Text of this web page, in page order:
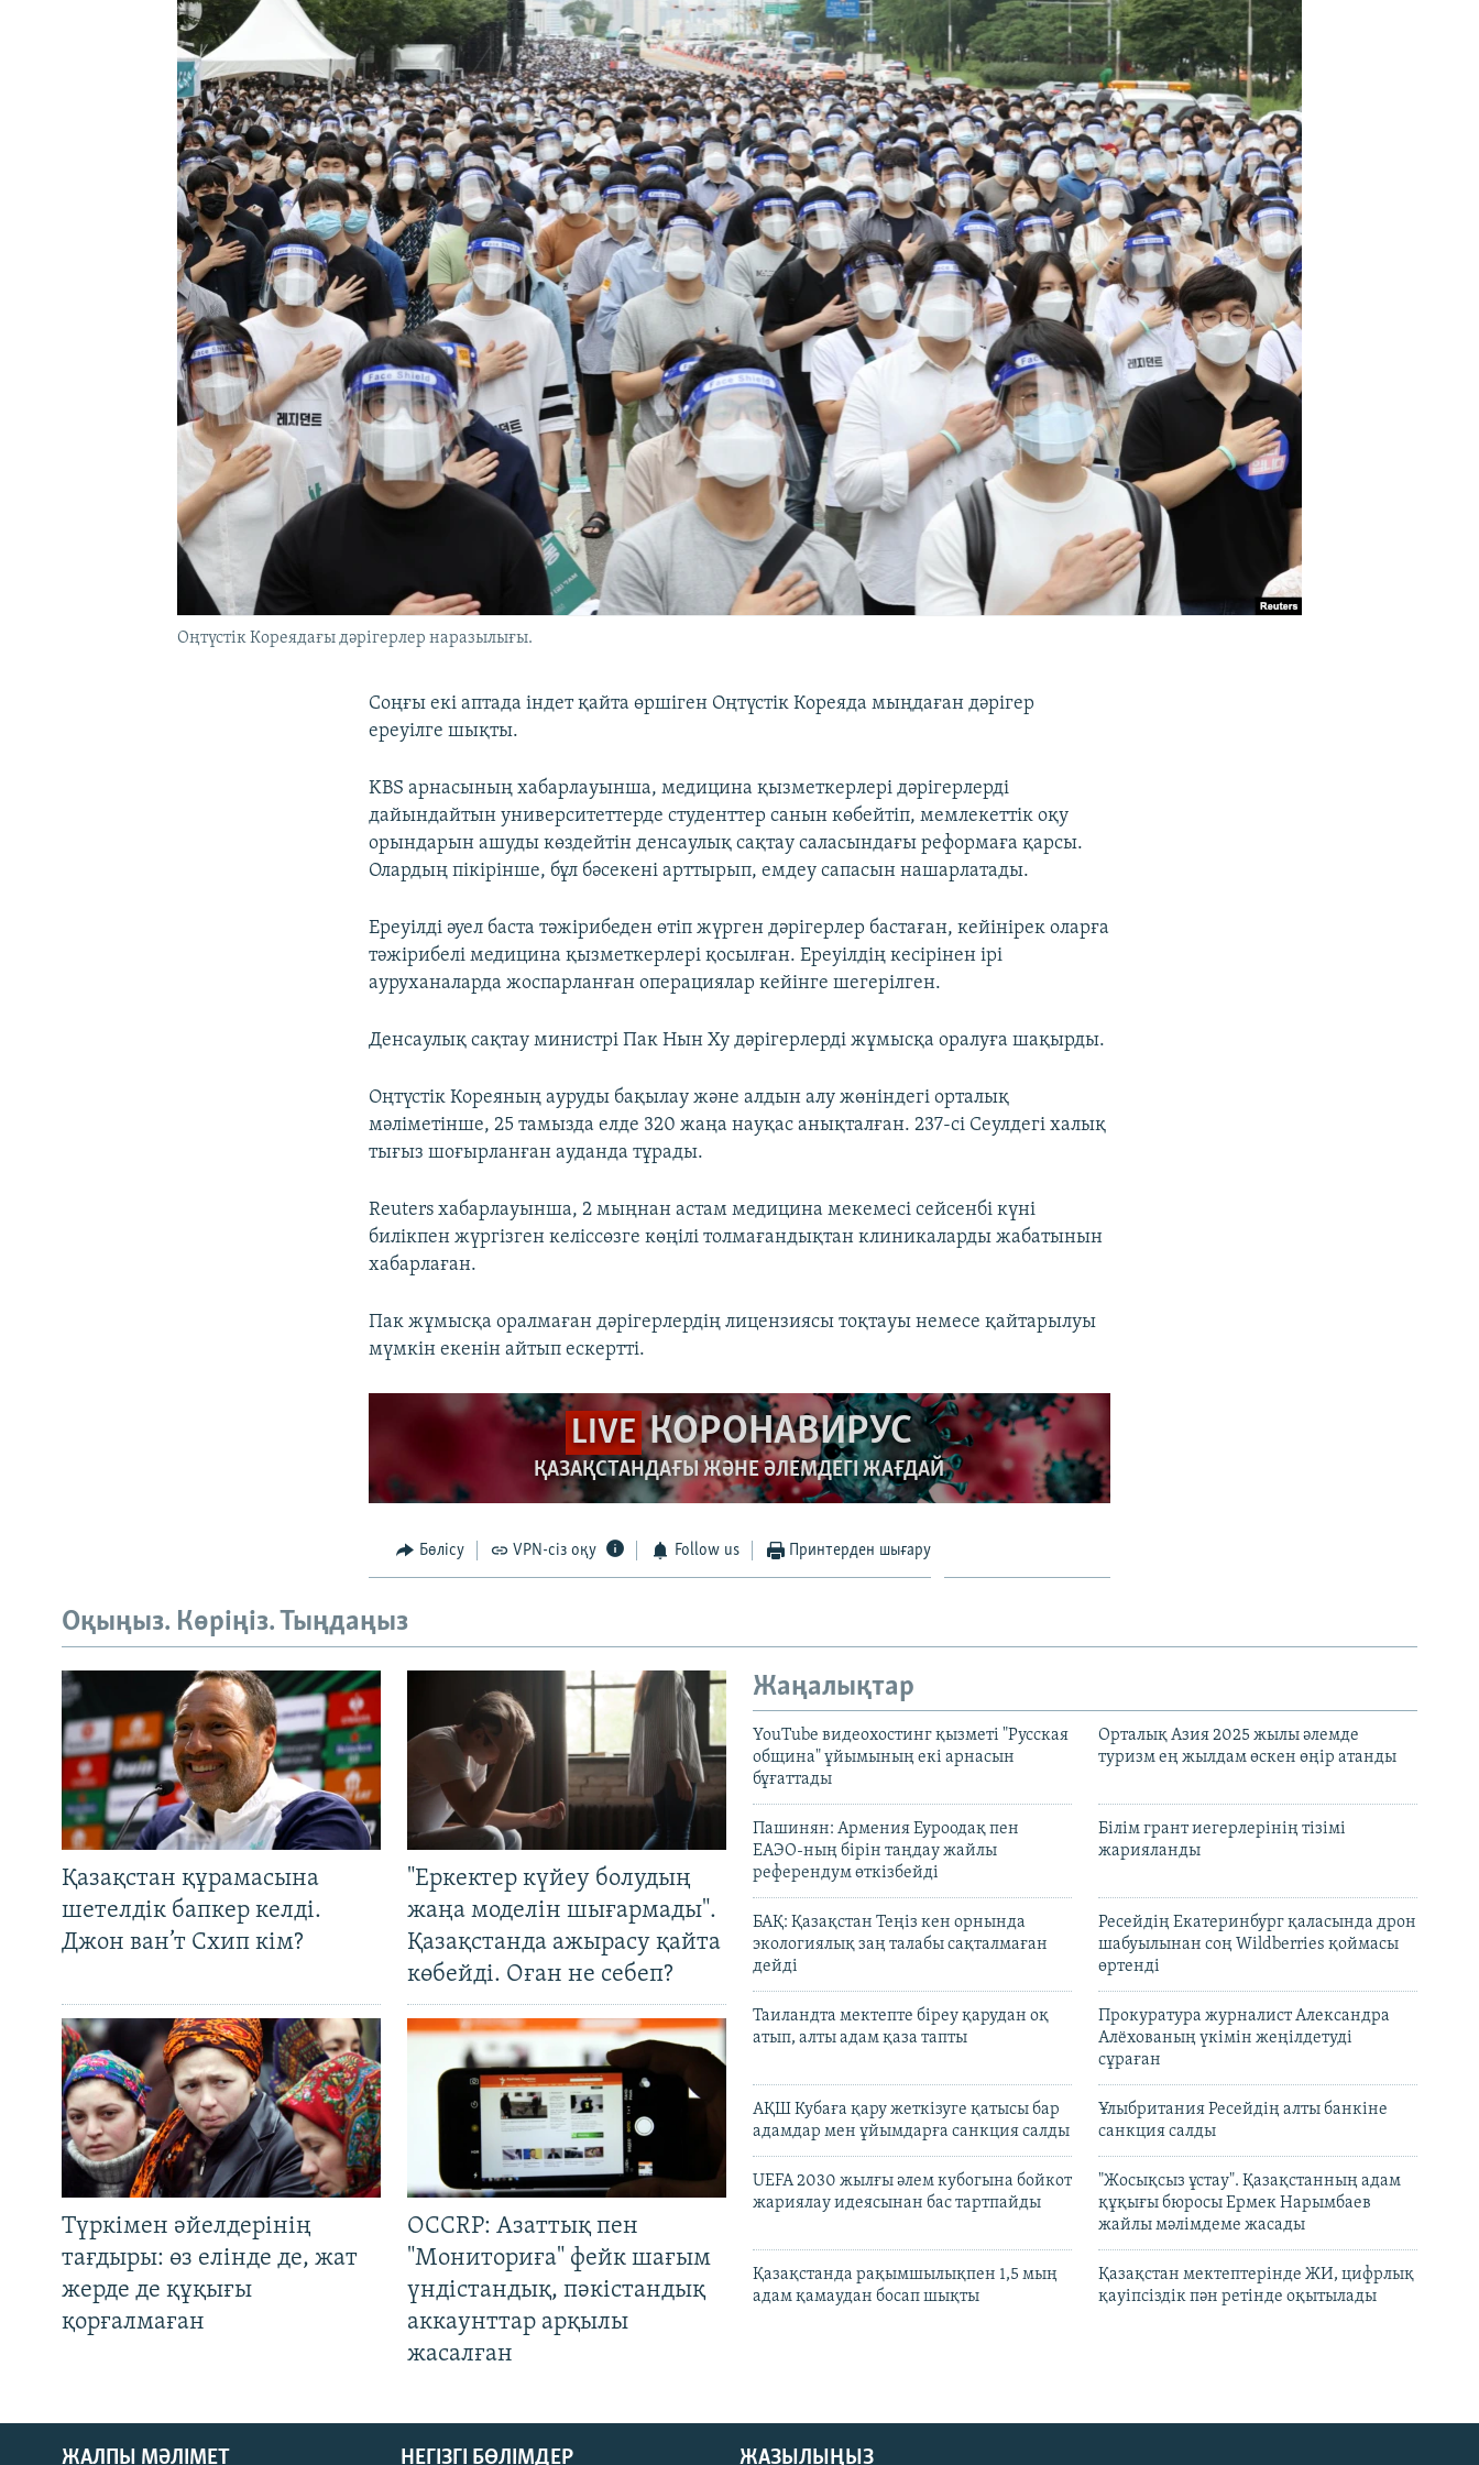
Оңтүстік Кореядағы дәрігерлер наразылығы.
Соңғы екі аптада індет қайта өршіген Оңтүстік Кореяда мыңдаған дәрігер
ереуілге шықты.
KBS арнасының хабарлауынша, медицина қызметкерлері дәрігерлерді
дайындайтын университеттерде студенттер санын көбейтіп, мемлекеттік оқу
орындарын ашуды көздейтін денсаулық сақтау саласындағы реформаға қарсы.
Олардың пікірінше, бұл бәсекені арттырып, емдеу сапасын нашарлатады.
Ереуілді әуел баста тәжірибеден өтіп жүрген дәрігерлер бастаған, кейінірек оларға
тәжірибелі медицина қызметкерлері қосылған. Ереуілдің кесірінен ірі
ауруханаларда жоспарланған операциялар кейінге шегерілген.
Денсаулық сақтау министрі Пак Нын Ху дәрігерлерді жұмысқа оралуға шақырды.
Оңтүстік Кореяның ауруды бақылау және алдын алу жөніндегі орталық
мәліметінше, 25 тамызда елде 320 жаңа науқас анықталған. 237-сі Сеулдегі халық
тығыз шоғырланған ауданда тұрады.
Reuters хабарлауынша, 2 мыңнан астам медицина мекемесі сейсенбі күні
билікпен жүргізген келіссөзге көңілі толмағандықтан клиникаларды жабатынын
хабарлаған.
Пак жұмысқа оралмаған дәрігерлердің лицензиясы тоқтауы немесе қайтарылуы
мүмкін екенін айтып ескертті.
LIVE КОРОНАВИРУС
ҚАЗАҚСТАНДАҒЫ ЖӘНЕ ӘЛЕМДЕГІ ЖАҒДАЙ
Бөлісу VPN-сіз оқу Follow us Принтерден шығару
Оқыңыз. Көріңіз. Тыңдаңыз
Қазақстан құрамасына
шетелдік бапкер келді.
Джон ван’т Схип кім?
"Еркектер күйеу болудың
жаңа моделін шығармады".
Қазақстанда ажырасу қайта
көбейді. Оған не себеп?
Түркімен әйелдерінің
тағдыры: өз елінде де, жат
жерде де құқығы
қорғалмаған
OCCRP: Азаттық пен
"Мониториға" фейк шағым
үндістандық, пәкістандық
аккаунттар арқылы
жасалған
Жаңалықтар
YouTube видеохостинг қызметі "Русская
община" ұйымының екі арнасын
бұғаттады
Орталық Азия 2025 жылы әлемде
туризм ең жылдам өскен өңір атанды
Пашинян: Армения Еуроодақ пен
ЕАЭО-ның бірін таңдау жайлы
референдум өткізбейді
Білім грант иегерлерінің тізімі
жарияланды
БАҚ: Қазақстан Теңіз кен орнында
экологиялық заң талабы сақталмаған
дейді
Ресейдің Екатеринбург қаласында дрон
шабуылынан соң Wildberries қоймасы
өртенді
Таиландта мектепте біреу қарудан оқ
атып, алты адам қаза тапты
Прокуратура журналист Александра
Алёхованың үкімін жеңілдетуді
сұраған
АҚШ Кубаға қару жеткізуге қатысы бар
адамдар мен ұйымдарға санкция салды
Ұлыбритания Ресейдің алты банкіне
санкция салды
UEFA 2030 жылғы әлем кубогына бойкот
жариялау идеясынан бас тартпайды
"Жосықсыз ұстау". Қазақстанның адам
құқығы бюросы Ермек Нарымбаев
жайлы мәлімдеме жасады
Қазақстанда рақымшылықпен 1,5 мың
адам қамаудан босап шықты
Қазақстан мектептерінде ЖИ, цифрлық
қауіпсіздік пән ретінде оқытылады
ЖАЗЫЛЫҢЫЗ
ЖАЛПЫ МӘЛІМЕТ НЕГІЗГІ БӨЛІМДЕР